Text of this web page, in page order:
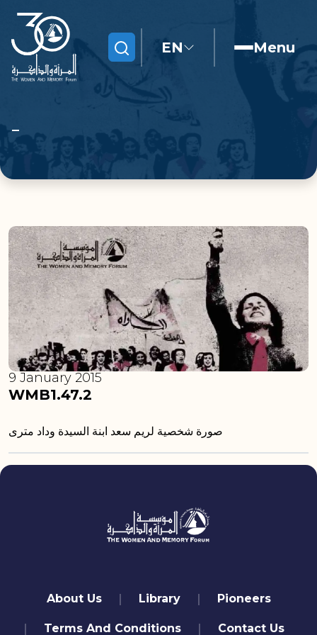
Search EN Menu
WMB1.47.2
9 January 2015
صورة شخصية لريم سعد ابنة السيدة وداد مترى
quick links
About Us Library Pioneers
Terms And Conditions Contact Us